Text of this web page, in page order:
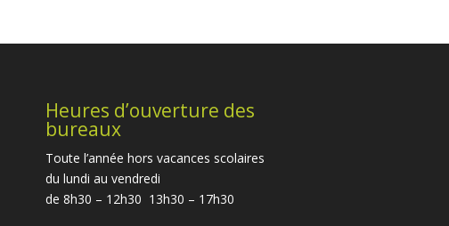
Heures d’ouverture des
bureaux
Toute l’année hors vacances scolaires
du lundi au vendredi
de 8h30 – 12h30 13h30 – 17h30